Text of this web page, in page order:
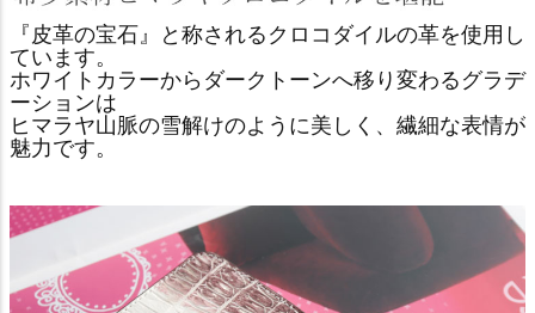
『皮革の宝石』と称されるクロコダイルの革を使用し
ています。
ホワイトカラーからダークトーンへ移り変わるグラデ
ーションは
ヒマラヤ山脈の雪解けのように美しく、繊細な表情が
魅力です。